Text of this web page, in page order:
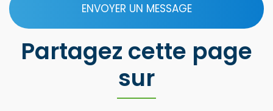
ENVOYER UN MESSAGE
Partagez cette page
sur